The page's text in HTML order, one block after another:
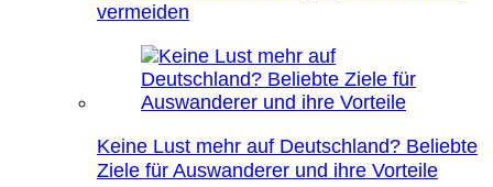
vermeiden
Keine Lust mehr auf Deutschland? Beliebte
Ziele für Auswanderer und ihre Vorteile